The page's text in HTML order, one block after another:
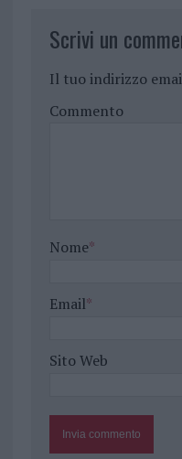
Scrivi un
Il tuo indirizzo
Commento
Nome*
Email*
Sito Web